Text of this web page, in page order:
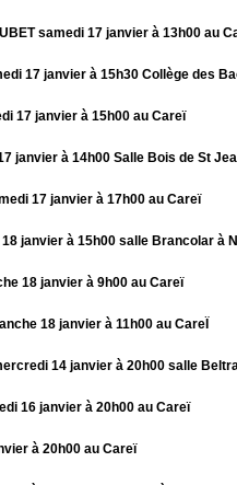
samedi 17 janvier à 13h00 au
17 janvier à 15h30 Collège des
17 janvier à 15h00 au Careï
janvier à 14h00 Salle Bois de St
17 janvier à 17h00 au Careï
18 janvier à 15h00 salle Brancolar à
18 janvier à 9h00 au Careï
18 janvier à 11h00 au CareÏ
14 janvier à 20h00 salle
16 janvier à 20h00 au Careï
à 20h00 au Careï